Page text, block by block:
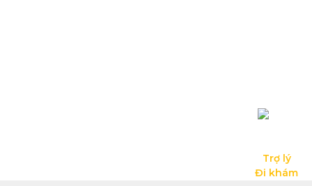
Trợ lý
Đi khám